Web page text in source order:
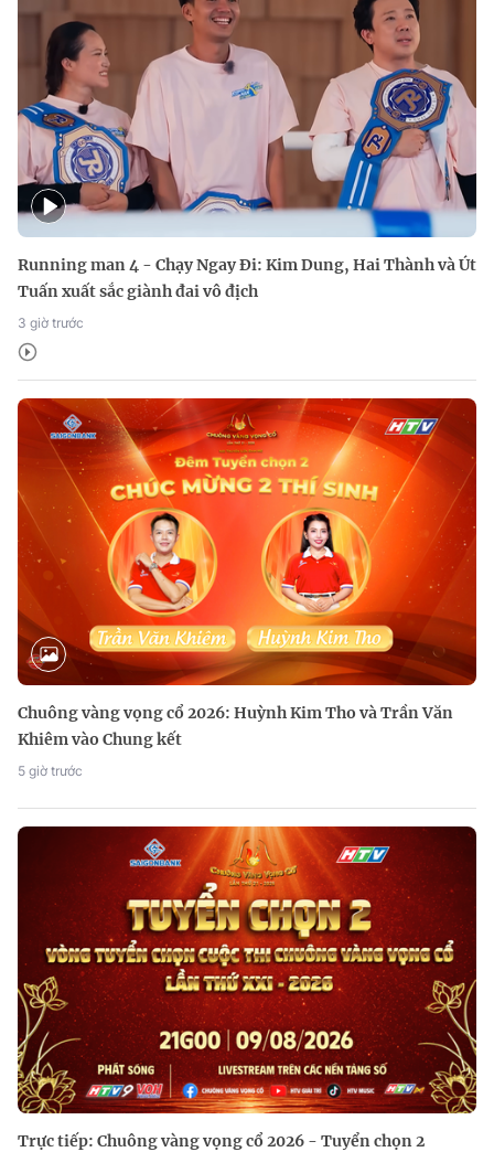
Running man 4 - Chạy Ngay Đi: Kim Dung, Hai Thành và Út
Tuấn xuất sắc giành đai vô địch
3 giờ trước
Chuông vàng vọng cổ 2026: Huỳnh Kim Tho và Trần Văn
Khiêm vào Chung kết
5 giờ trước
Trực tiếp: Chuông vàng vọng cổ 2026 - Tuyển chọn 2